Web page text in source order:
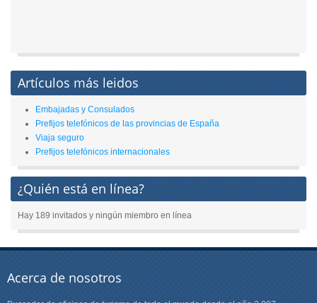
Artículos más leidos
Embajadas y Consulados
Prefijos telefónicos de las provincias de España
Viaja seguro
Prefijos telefónicos internacionales
¿Quién está en línea?
Hay 189 invitados y ningún miembro en línea
Acerca de nosotros